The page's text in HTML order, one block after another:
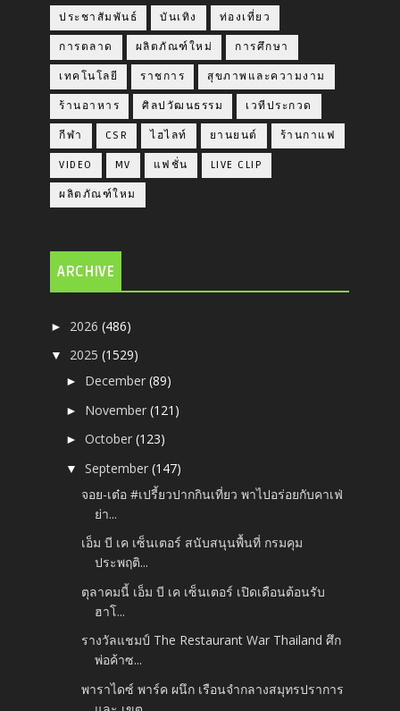
ประชาสัมพันธ์ บันเทิง ท่องเที่ยว
การตลาด ผลิตภัณฑ์ใหม่ การศึกษา
เทคโนโลยี ราชการ สุขภาพและความงาม
ร้านอาหาร ศิลปวัฒนธรรม เวทีประกวด
กีฬา CSR ไฮไลท์ ยานยนต์ ร้านกาแฟ
VIDEO MV แฟชั่น LIVE CLIP
ผลิตภัณฑ์ใหม
ARCHIVE
► 2026(486)
▼ 2025(1529)
► December(89)
► November(121)
►October(123)
▼September(147)
จอย-เต๋อ #เปรี้ยวปากกินเที่ยว พาไปอร่อยกับคาเฟ่
ย่า...
เอ็ม บี เค เซ็นเตอร์ สนับสนุนพื้นที่ กรมคุม
ประพฤติ...
ตุลาคมนี้ เอ็ม บี เค เซ็นเตอร์ เปิดเดือนต้อนรับ
ฮาโ...
รางวัลแชมป์ The Restaurant War Thailand ศึก
พ่อค้าซ...
พาราไดซ์ พาร์ค ผนึก เรือนจำกลางสมุทรปราการ